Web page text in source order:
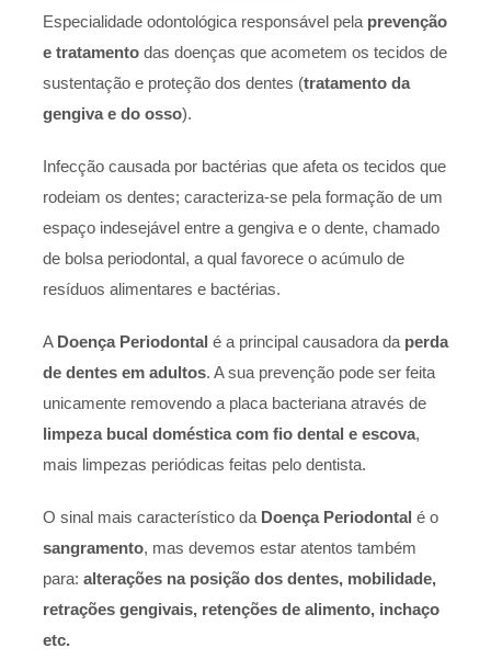
Especialidade odontológica responsável pela prevenção
e tratamentodas doenças que acometem os tecidos de
sustentação e proteção dos dentes (tratamento da
gengiva e do osso).
Infecção causada por bactérias que afeta os tecidos que
rodeiam os dentes; caracteriza-se pela formação de um
espaço indesejável entre a gengiva e o dente, chamado
de bolsa periodontal, a qual favorece o acúmulo de
resíduos alimentares e bactérias.
A Doença Periodontal é a principal causadora da perda
de dentes em adultos. A sua prevenção pode ser feita
unicamente removendo a placa bacteriana através de
limpeza bucal doméstica com fio dental e escova,
mais limpezas periódicas feitas pelo dentista.
O sinal mais característico da Doença Periodontal é o
sangramento, mas devemos estar atentos também
para: alterações na posição dos dentes, mobilidade,
retrações gengivais, retenções de alimento, inchaço
etc.